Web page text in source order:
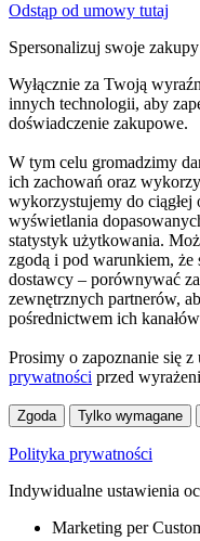
Odstąp od umowy tutaj
Spersonalizuj swoje zakupy
Wyłącznie za Twoją
innych technologii, aby
doświadczenie zakupowe.
W tym celu gromadzimy
ich zachowań oraz
wykorzystujemy do ciągłej
wyświetlania
statystyk użytkowania.
zgodą i pod warunkiem, że
dostawcy – porównywać
zewnętrznych partnerów,
pośrednictwem ich
Prosimy o zapoznanie się
prywatności przed
Zgoda Tylko wymagane
Polityka prywatności
Indywidualne ustawienia
Marketing per